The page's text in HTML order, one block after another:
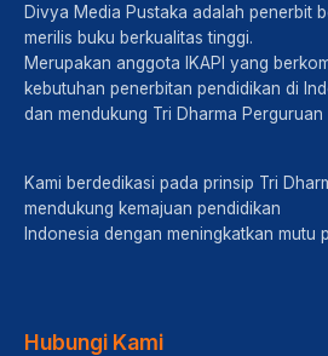
Divya Media Pustaka adalah penerbit
merilis buku berkualitas tinggi.
Merupakan anggota IKAPI yang
kebutuhan penerbitan pendidikan di
dan mendukung Tri Dharma Perguruan
Kami berdedikasi pada prinsip Tri
mendukung kemajuan pendidikan
Indonesia dengan meningkatkan mutu
Hubungi Kami